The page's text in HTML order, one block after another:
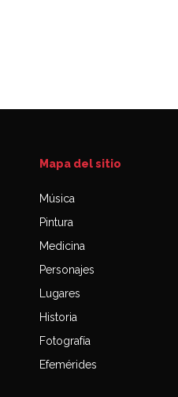
Mapa del sitio
Música
Pintura
Medicina
Personajes
Lugares
Historia
Fotografía
Efemérides